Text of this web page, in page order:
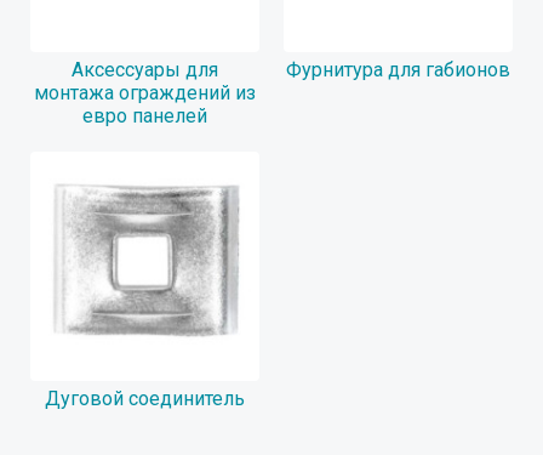
Аксессуары для
монтажа ограждений из
евро панелей
Фурнитура для габионов
Дуговой соединитель